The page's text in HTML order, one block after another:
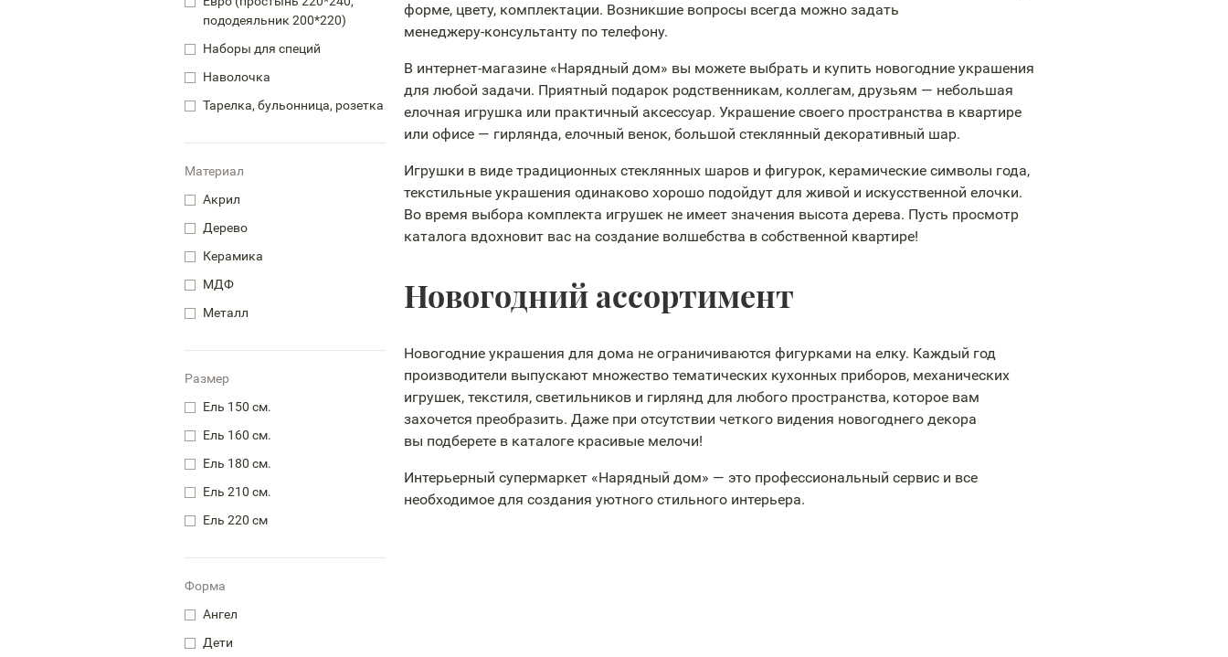
форме, цвету, комплектации. Возникшие вопросы всегда можно задать
менеджеру-консультанту по телефону.
В интернет-магазине «Нарядный дом» вы можете выбрать и купить новогодние украшения
для любой задачи. Приятный подарок родственникам, коллегам, друзьям — небольшая
елочная игрушка или практичный аксессуар. Украшение своего пространства в квартире
или офисе — гирлянда, елочный венок, большой стеклянный декоративный шар.
Игрушки в виде традиционных стеклянных шаров и фигурок, керамические символы года,
текстильные украшения одинаково хорошо подойдут для живой и искусственной елочки.
Во время выбора комплекта игрушек не имеет значения высота дерева. Пусть просмотр
каталога вдохновит вас на создание волшебства в собственной квартире!
Новогодний ассортимент
Новогодние украшения для дома не ограничиваются фигурками на елку. Каждый год
производители выпускают множество тематических кухонных приборов, механических
игрушек, текстиля, светильников и гирлянд для любого пространства, которое вам
захочется преобразить. Даже при отсутствии четкого видения новогоднего декора
вы подберете в каталоге красивые мелочи!
Интерьерный супермаркет «Нарядный дом» — это профессиональный сервис и все
необходимое для создания уютного стильного интерьера.
пододеяльник 200*220)
Наборы для специй
Наволочка
Тарелка, бульонница, розетка
Материал
Акрил
Дерево
Керамика
МДФ
Металл
Размер
Ель 150 см.
Ель 160 см.
Ель 180 см.
Ель 210 см.
Ель 220 см
Форма
Ангел
Дети